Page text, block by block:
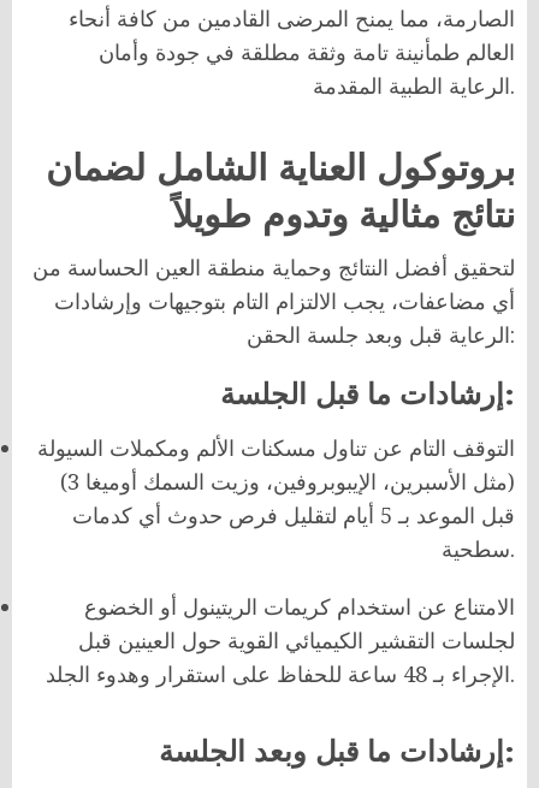
الصارمة، مما يمنح المرضى القادمين من كافة أنحاء
العالم طمأنينة تامة وثقة مطلقة في جودة وأمان
الرعاية الطبية المقدمة.
بروتوكول العناية الشامل لضمان
نتائج مثالية وتدوم طويلاً
لتحقيق أفضل النتائج وحماية منطقة العين الحساسة من
أي مضاعفات، يجب الالتزام التام بتوجيهات وإرشادات
الرعاية قبل وبعد جلسة الحقن:
إرشادات ما قبل الجلسة:
التوقف التام عن تناول مسكنات الألم ومكملات السيولة
(مثل الأسبرين، الإيبوبروفين، وزيت السمك أوميغا 3)
قبل الموعد بـ 5 أيام لتقليل فرص حدوث أي كدمات
سطحية.
الامتناع عن استخدام كريمات الريتينول أو الخضوع
لجلسات التقشير الكيميائي القوية حول العينين قبل
الإجراء بـ 48 ساعة للحفاظ على استقرار وهدوء الجلد.
إرشادات ما قبل وبعد الجلسة: